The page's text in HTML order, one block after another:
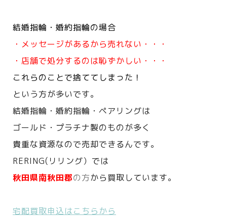
結婚指輪・婚約指輪の場合
・メッセージがあるから売れない・・・
・店舗で処分するのは恥ずかしい・・・
これらのことで捨ててしまった！
という方が多いです。
結婚指輪・婚約指輪・ペアリングは
ゴールド・プラチナ製のものが多く
貴重な資源なので売却できるんです。
RERING(リリング）では
秋田県南秋田郡の方から買取しています。
宅配買取申込はこちらから